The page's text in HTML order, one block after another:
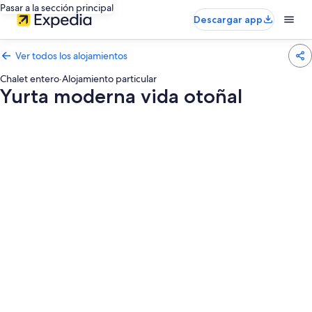
Pasar a la sección principal
Descargar app
Ver todos los alojamientos
Chalet entero·Alojamiento particular
Yurta moderna vida otoñal